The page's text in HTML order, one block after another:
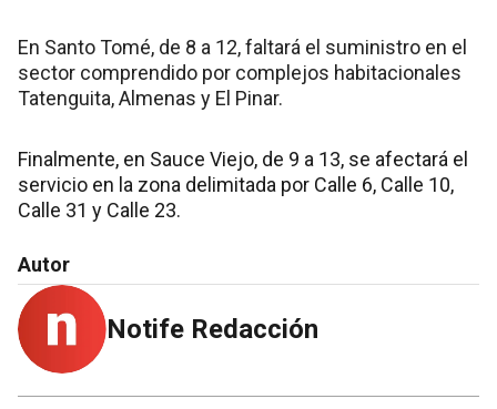
En Santo Tomé, de 8 a 12, faltará el suministro en el
sector comprendido por complejos habitacionales
Tatenguita, Almenas y El Pinar.
Finalmente, en Sauce Viejo, de 9 a 13, se afectará el
servicio en la zona delimitada por Calle 6, Calle 10,
Calle 31 y Calle 23.
Autor
Notife Redacción